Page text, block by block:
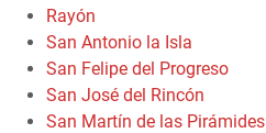
Rayón
San Antonio la Isla
San Felipe del Progreso
San José del Rincón
San Martín de las Pirámides